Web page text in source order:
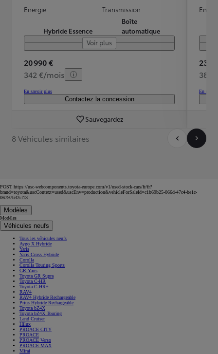
Energie
Hybride Essence
Transmission
Boîte
automatique
Voir plus
20 990 €
342 €/mois
En savoir plus
Contactez la concession
Sauvegardez
23
383
En
8 Véhicules similaires
POST https://usc-webcomponents.toyota-europe.com/v1/used-stock-cars/fr/fr?
brand=toyota&uscContext=used&uscEnv=production&vehicleForSaleId=c1b69b25-066d-47c4-be1c-
06797b32cf13
Modèles
Modèles
Véhicules neufs
Tous les véhicules neufs
Aygo X Hybride
Yaris
Yaris Cross Hybride
Corolla
Corolla Touring Sports
GR Yaris
Toyota GR Supra
Toyota C-HR
Toyota C-HR+
RAV4
RAV4 Hybride Rechargeable
Prius Hybride Rechargeable
Toyota bZ4X
Toyota bZ4X Touring
Land Cruiser
Hilux
PROACE CITY
PROACE
PROACE Verso
PROACE MAX
Mirai